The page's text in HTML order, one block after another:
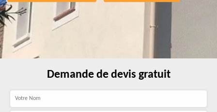
Demande de devis gratuit